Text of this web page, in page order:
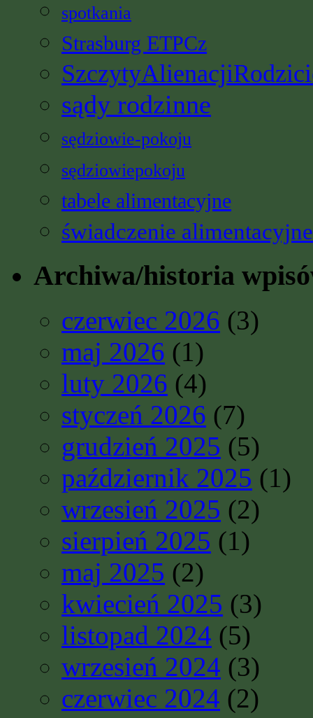
spotkania
Strasburg ETPCz
sądy rodzinne
sędziowie-pokoju
sędziowiepokoju
tabele alimentacyjne
świadczenie alimentacyjne
Archiwa/historia
czerwiec 2026 (3)
maj 2026 (1)
luty 2026 (4)
styczeń 2026 (7)
grudzień 2025 (5)
październik 2025 (1)
wrzesień 2025 (2)
sierpień 2025 (1)
maj 2025 (2)
kwiecień 2025 (3)
listopad 2024 (5)
wrzesień 2024 (3)
czerwiec 2024 (2)